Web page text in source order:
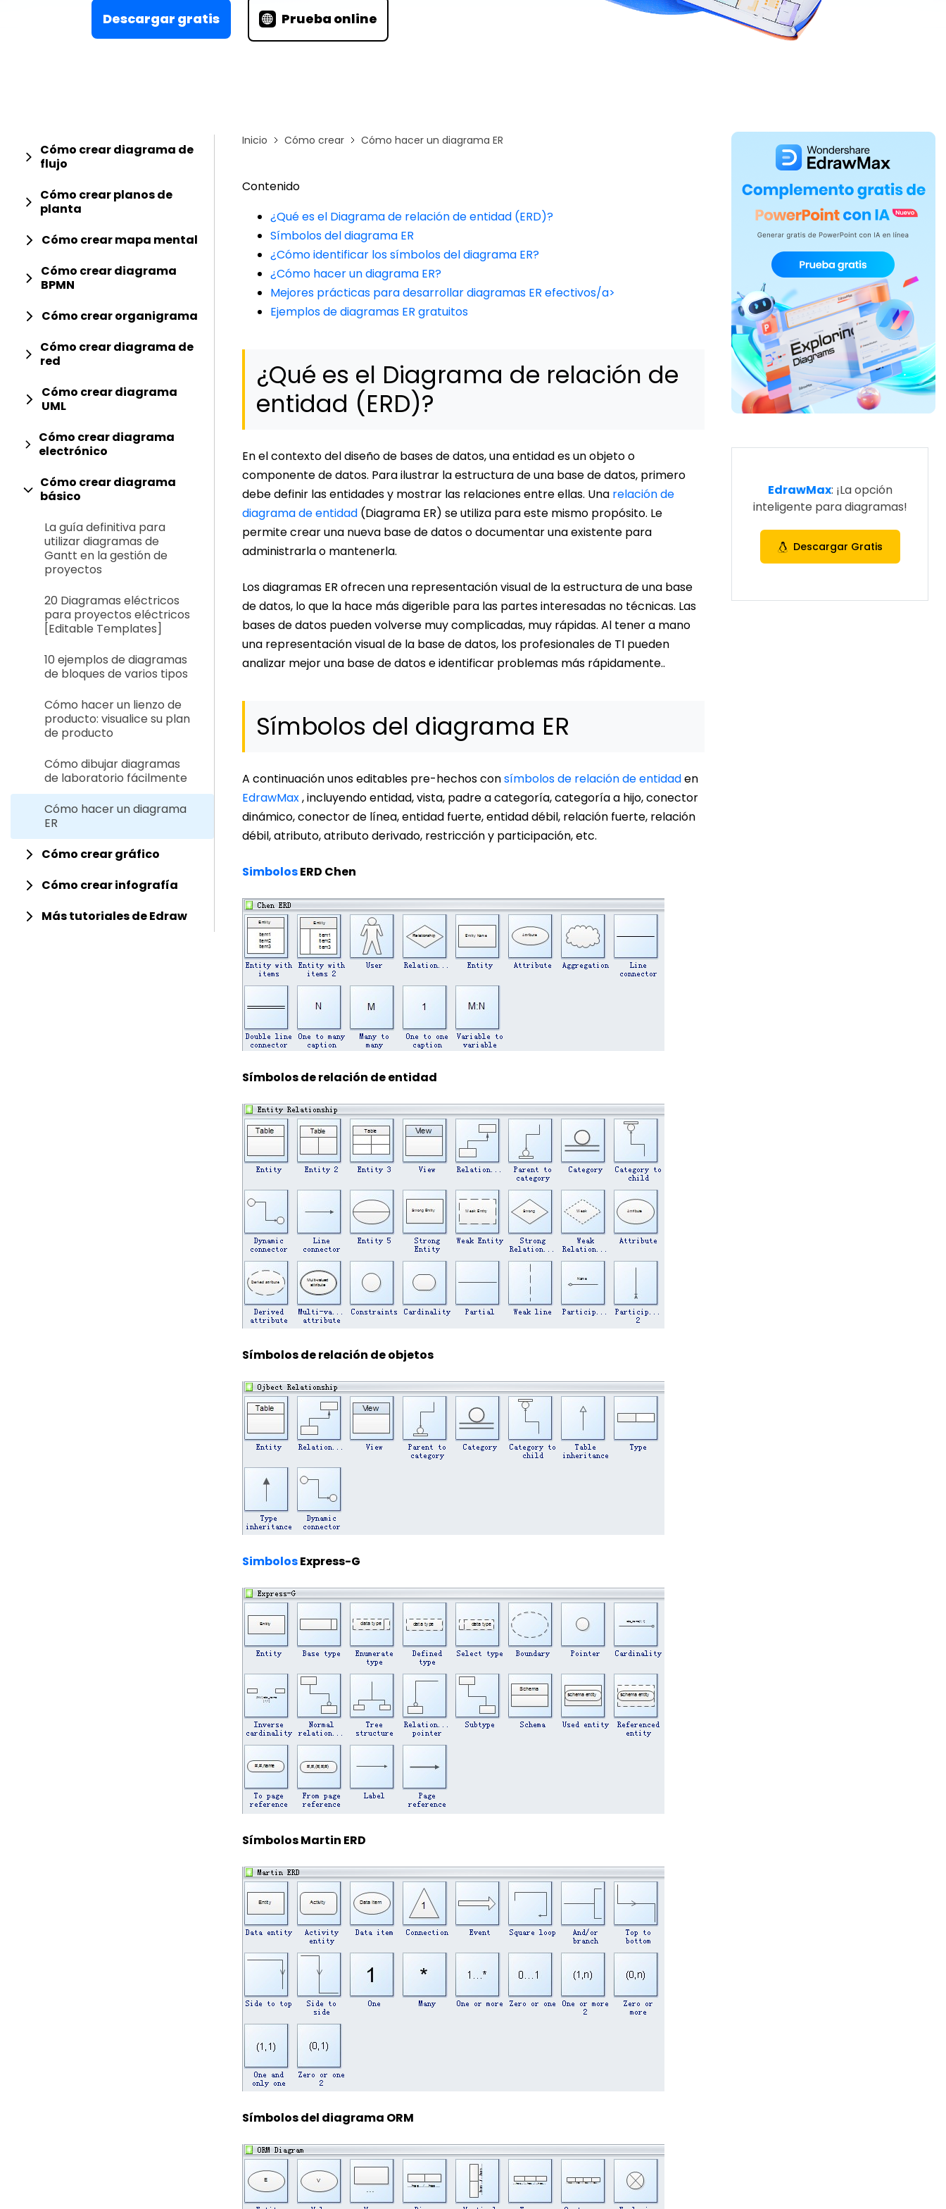
Centro de conocimientos
IA de EdrawMind
Creador de IA para
Para EdrawMax >
Descargar gratis Prueba online
Cómo crear diagrama de
flujo
Cómo crear planos de
planta
Cómo crear mapa mental
Cómo crear diagrama
BPMN
Cómo crear organigrama
Cómo crear diagrama de
red
Cómo crear diagrama
UML
Cómo crear diagrama
electrónico
Cómo crear diagrama
básico
La guía definitiva para
utilizar diagramas de
Gantt en la gestión de
proyectos
20 Diagramas eléctricos
para proyectos eléctricos
[Editable Templates]
10 ejemplos de diagramas
de bloques de varios tipos
Cómo hacer un lienzo de
producto: visualice su plan
de producto
Cómo dibujar diagramas
de laboratorio fácilmente
Cómo hacer un diagrama
ER
Cómo crear gráfico
Cómo crear infografía
Más tutoriales de Edraw
Inicio Cómo crear Cómo hacer un diagrama ER
Contenido
¿Qué es el Diagrama de relación de entidad (ERD)?
Símbolos del diagrama ER
¿Cómo identificar los símbolos del diagrama ER?
¿Cómo hacer un diagrama ER?
Mejores prácticas para desarrollar diagramas ER efectivos/a>
Ejemplos de diagramas ER gratuitos
¿Qué es el Diagrama de relación de
entidad (ERD)?
En el contexto del diseño de bases de datos, una entidad es un objeto o
componente de datos. Para ilustrar la estructura de una base de datos, primero
debe definir las entidades y mostrar las relaciones entre ellas. Una relación de
diagrama de entidad(Diagrama ER) se utiliza para este mismo propósito. Le
permite crear una nueva base de datos o documentar una existente para
administrarla o mantenerla.
Los diagramas ER ofrecen una representación visual de la estructura de una base
de datos, lo que la hace más digerible para las partes interesadas no técnicas. Las
bases de datos pueden volverse muy complicadas, muy rápidas. Al tener a mano
una representación visual de la base de datos, los profesionales de TI pueden
analizar mejor una base de datos e identificar problemas más rápidamente..
Símbolos del diagrama ER
A continuación unos editables pre-hechos consímbolos de relación de entidaden
EdrawMax, incluyendo entidad, vista, padre a categoría, categoría a hijo, conector
dinámico, conector de línea, entidad fuerte, entidad débil, relación fuerte, relación
débil, atributo, atributo derivado, restricción y participación, etc.
SimbolosERD Chen
Símbolos de relación de entidad
Símbolos de relación de objetos
SimbolosExpress-G
Símbolos Martin ERD
Símbolos del diagrama ORM
EdrawMax: ¡La opción
inteligente para diagramas!
Descargar Gratis
Wondershare
EdrawMax
Más de 210 diagramas en un solo lugar.
・ Alternativa a Visio fácil de usar e intuitiva
・ +20.000 plantillas gratis y 26.000 símbolos para usar
・ +40 herramientas de IA para diagramación
・ Integración con Nano Banana Pro